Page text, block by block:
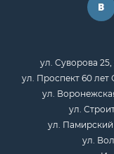
ул. Суворова
ул. Проспект 60
ул.
ул.
ул. Памирский
ул.